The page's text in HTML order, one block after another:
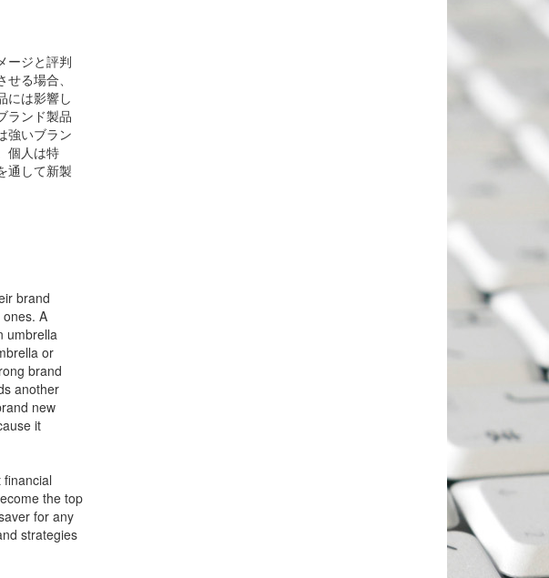
ージと評判
る場合、
には影響し
ランド製品
強いブラン
個人は特
通して新製
brand
A
umbrella
or
brand
another
new
it
the top
for any
strategies